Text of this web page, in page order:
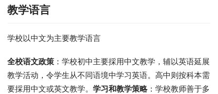
教学语言
学校以中文为主要教学语言
全校语文政策 ：学校初中主要採用中文教学，辅以英语延展
教学活动，令学生从不同语境中学习英语。高中则按科本需
要採用中文或英文教学。 学习和教学策略：学校教师善于多